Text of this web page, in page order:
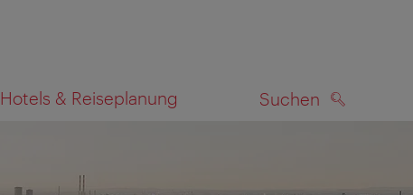
Hotels & Reiseplanung Suchen